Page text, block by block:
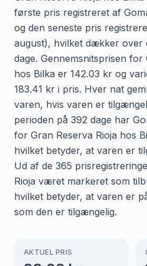
første pris registreret af
og den seneste pris
august), hvilket dækker over
dage. Gennemsnitsprisen for
hos Bilka er 142.03 kr og
183.41 kr i pris. Hver nat
varen, hvis varen er
perioden på 392 dage har
for Gran Reserva Rioja hos
hvilket betyder, at varen er
Ud af de 365
Rioja været markeret som
hvilket betyder, at varen er
som den er tilgængelig.
AKTUEL PRIS